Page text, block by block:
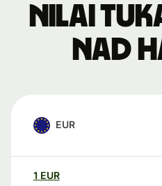
Nilai
NAD
EUR
1 EUR